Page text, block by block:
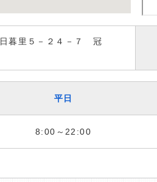
暮里５－２４－７ 冠
平日
8:00～22:00